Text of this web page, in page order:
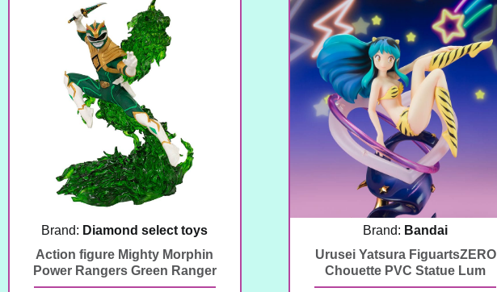
Brand: Diamond select toys
Action figure Mighty Morphin
Power Rangers Green Ranger
Brand: Bandai
Urusei Yatsura FiguartsZERO
Chouette PVC Statue Lum